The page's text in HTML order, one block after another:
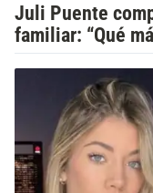
Juli Puente
familiar: “Qué